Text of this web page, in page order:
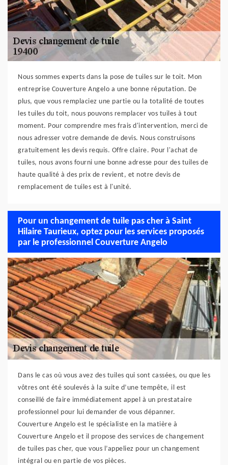
Nous sommes experts dans la pose de tuiles sur le toit. Mon
entreprise Couverture Angelo a une bonne réputation. De
plus, que vous remplaciez une partie ou la totalité de toutes
les tuiles du toit, nous pouvons remplacer vos tuiles à tout
moment. Pour comprendre mes frais d'intervention, merci de
nous adresser votre demande de devis. Nous construisons
gratuitement les devis requis. Offre claire. Pour l'achat de
tuiles, nous avons fourni une bonne adresse pour des tuiles de
haute qualité à des prix de revient, et notre devis de
remplacement de tuiles est à l'unité.
Pour un changement de tuile pas cher à Saint
Hilaire Taurieux, optez pour les services proposés
par le professionnel Couverture Angelo
Dans le cas où vous avez des tuiles qui sont cassées, ou que les
vôtres ont été soulevés à la suite d’une tempête, il est
conseillé de faire immédiatement appel à un prestataire
professionnel pour lui demander de vous dépanner.
Couverture Angelo est le spécialiste en la matière à
Couverture Angelo et il propose des services de changement
de tuiles pas cher, que vous l’appeliez pour un changement
intégral ou en partie de vos pièces.